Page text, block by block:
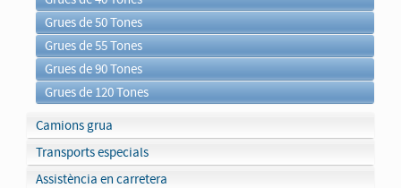
Grues de 50 Tones
Grues de 55 Tones
Grues de 90 Tones
Grues de 120 Tones
Camions grua
Transports especials
Assistència en carretera